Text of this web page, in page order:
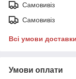
Самовивіз
Самовивіз
Всі умови доставки
Умови оплати